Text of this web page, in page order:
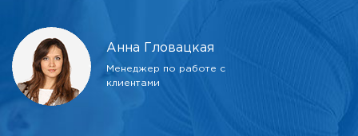
Анна Гловацкая
Менеджер по работе с
клиентами